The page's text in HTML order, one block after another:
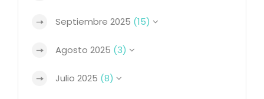
Septiembre 2025 (15)
Agosto 2025 (3)
Julio 2025 (8)